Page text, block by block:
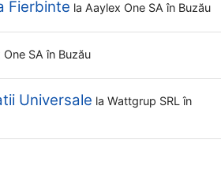
Fierbinte la Aaylex One SA în Buzău
One SA în Buzău
Universale la Wattgrup SRL în